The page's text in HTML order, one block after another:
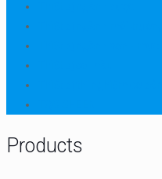
Products